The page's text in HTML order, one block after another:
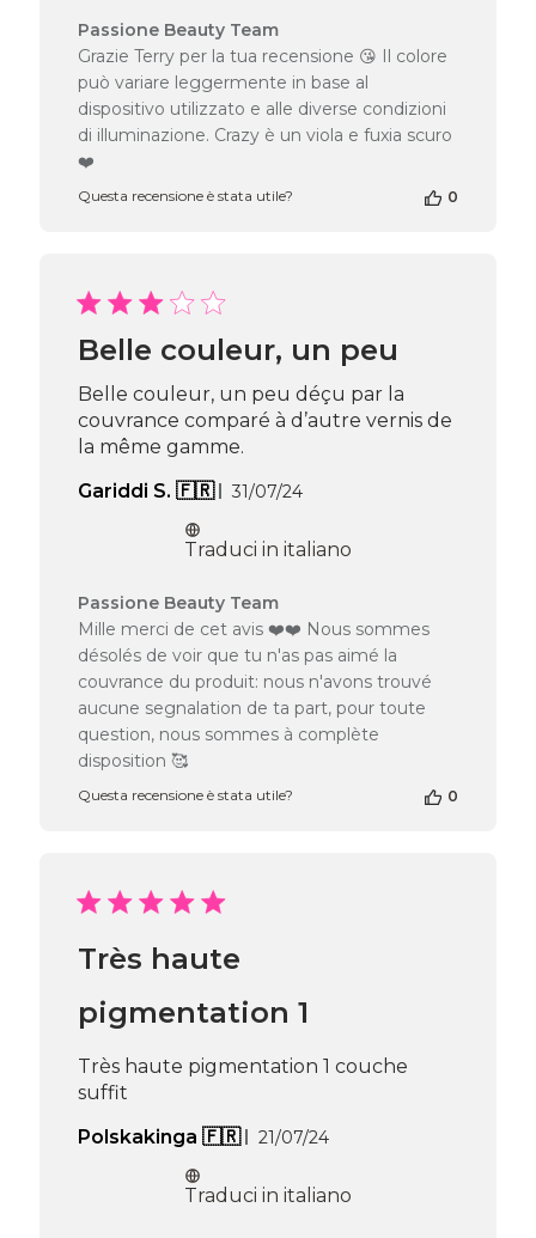
pubblicazione
Commenti
del
proprietario
del
negozio
alla
di
Passione
31
2026
Passione Beauty Team
Grazie Terry per la tua recensione 😘 Il colore
può variare leggermente in base al
dispositivo utilizzato e alle diverse condizioni
di illuminazione. Crazy è un viola e fuxia scuro
❤️
Questa recensione è stata utile? 0
Belle couleur, un peu
Belle couleur, un peu déçu par la
couvrance comparé à d’autre vernis de
la même gamme.
Gariddi S. 🇫🇷
Data
pubblicazione
31/07/24
Traduci in italiano
Commenti
del
proprietario
del
negozio
alla
recensione
Beauty
Passione Beauty Team
Mille merci de cet avis ❤️❤️ Nous sommes
désolés de voir que tu n'as pas aimé la
couvrance du produit: nous n'avons trouvé
aucune segnalation de ta part, pour toute
question, nous sommes à complète
disposition 🥰
Questa recensione è stata utile? 0
Très haute
pigmentation 1
Très haute pigmentation 1 couche
suffit
Polskakinga 🇫🇷
Data
pubblicazione
21/07/24
Traduci in italiano